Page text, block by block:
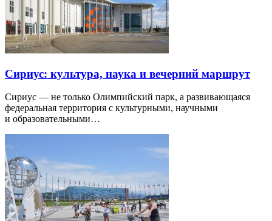
Сириус: культура, наука и вечерний маршрут
Сириус — не только Олимпийский парк, а развивающаяся
федеральная территория с культурными, научными
и образовательными…